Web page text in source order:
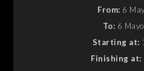
From: 6
To: 6
Starting at:
Finishing at: